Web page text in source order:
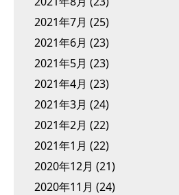
2021年7月 (25)
2021年6月 (23)
2021年5月 (23)
2021年4月 (23)
2021年3月 (24)
2021年2月 (22)
2021年1月 (22)
2020年12月 (21)
2020年11月 (24)